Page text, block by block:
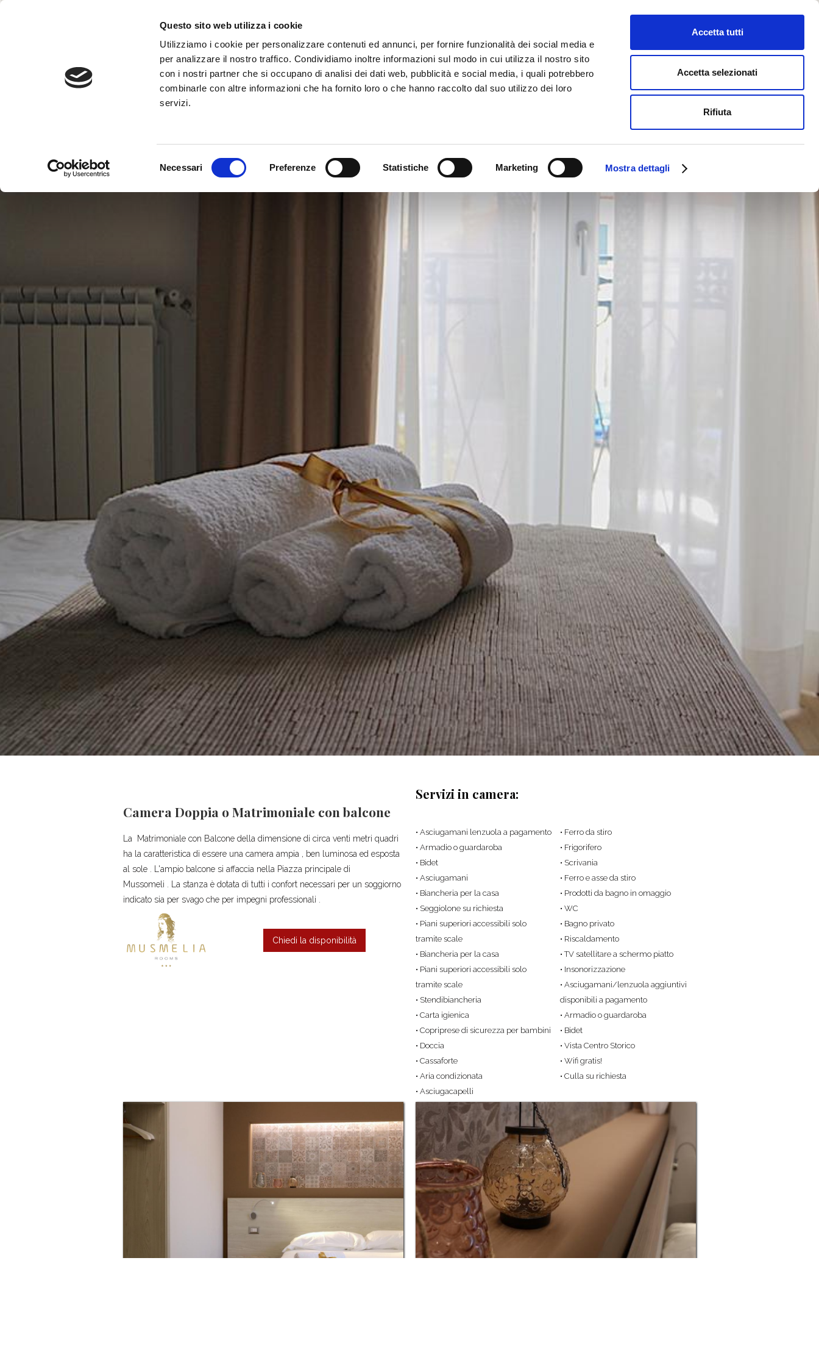
Questo sito web utilizza i cookie
Utilizziamo i cookie per personalizzare contenuti ed annunci, per fornire funzionalità dei social media e
per analizzare il nostro traffico. Condividiamo inoltre informazioni sul modo in cui utilizza il nostro sito
con i nostri partner che si occupano di analisi dei dati web, pubblicità e social media, i quali potrebbero
combinarle con altre informazioni che ha fornito loro o che hanno raccolto dal suo utilizzo dei loro
servizi.
Necessari Preferenze Statistiche Marketing Mostra dettagli
Accetta tutti
Accetta selezionati
Rifiuta
HOME
PANORAMICA
Camera Doppia o Matrimoniale con balcone
La Matrimoniale con Balcone della dimensione di circa venti metri quadri
ha la caratteristica di essere una camera ampia , ben luminosa ed esposta
al sole . L'ampio balcone si affaccia nella Piazza principale di
Mussomeli . La stanza è dotata di tutti i confort necessari per un soggiorno
indicato sia per svago che per impegni professionali .
Chiedi la disponibilità
Servizi in camera:
• Asciugamani lenzuola a pagamento
• Armadio o guardaroba
• Bidet
• Asciugamani
• Biancheria per la casa
• Seggiolone su richiesta
• Piani superiori accessibili solo
tramite scale
• Biancheria per la casa
• Piani superiori accessibili solo
tramite scale
• Stendibiancheria
• Carta igienica
• Copriprese di sicurezza per bambini
• Doccia
• Cassaforte
• Aria condizionata
• Asciugacapelli
• Ferro da stiro
• Frigorifero
• Scrivania
• Ferro e asse da stiro
• Prodotti da bagno in omaggio
• WC
• Bagno privato
• Riscaldamento
• TV satellitare a schermo piatto
• Insonorizzazione
• Asciugamani/lenzuola aggiuntivi
disponibili a pagamento
• Armadio o guardaroba
• Bidet
• Vista Centro Storico
• Wifi gratis!
• Culla su richiesta